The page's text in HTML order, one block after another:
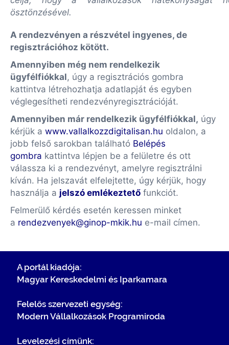
ösztönzésével.
A rendezvényen a részvétel ingyenes, de
regisztrációhoz kötött.
Amennyiben még nem rendelkezik
ügyfélfiókkal, úgy a regisztrációs gombra
kattintva létrehozhatja adatlapját és egyben
véglegesítheti rendezvényregisztrációját.
Amennyiben már rendelkezik ügyfélfiókkal, úgy
kérjük a www.vallalkozzdigitalisan.hu oldalon, a
jobb felső sarokban található Belépés
gombra kattintva lépjen be a felületre és ott
válassza ki a rendezvényt, amelyre regisztrálni
kíván. Ha jelszavát elfelejtette, úgy kérjük, hogy
használja a jelszó emlékeztető funkciót.
Felmerülő kérdés esetén keressen minket
a rendezvenyek@ginop-mkik.hu e-mail címen.
A portál kiadója:
Magyar Kereskedelmi és Iparkamara
Felelős szervezeti egység:
Modern Vállalkozások Programiroda
Levelezési címünk: